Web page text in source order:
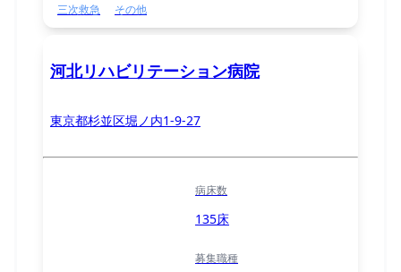
三次救急
その他
河北リハビリテーション病院
東京都杉並区堀ノ内1-9-27
病床数
135床
募集職種